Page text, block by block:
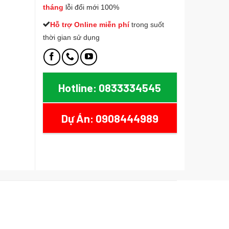
tháng lỗi đổi mới 100%
Hỗ trợ Online miễn phí trong suốt
thời gian sử dụng
Hotline: 0833334545
Dự Án: 0908444989